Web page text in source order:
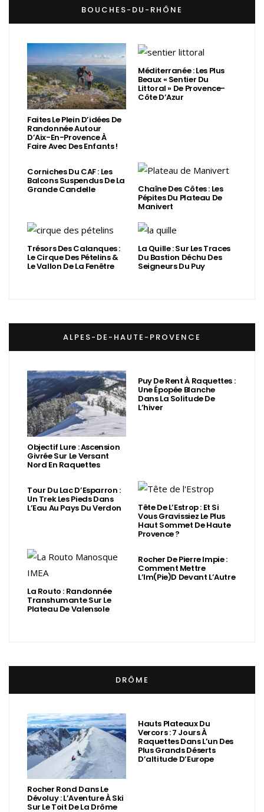
BOUCHES-DU-RHÔNE
Faites Le Plein D’idées De
Randonnée Autour
D’Aix-En-Provence À
Faire Avec Des Enfants !
Méditerranée : Les Plus
Beaux « Sentier Du
Littoral » De Provence-
Côte D’Azur
Corniches Du CAF : Les
Balcons Suspendus De La
Grande Candelle Chaîne Des Côtes : Les
Pépites Du Plateau De
Manivert
Trésors Des Calanques :
Le Cirque Des Pételins &
Le Vallon De La Fenêtre
La Quille : Sur Les Traces
Du Bastion Déchu Des
Seigneurs Du Puy
ALPES-DE-HAUTE-PROVENCE
Objectif Lure : Ascension
Givrée Sur Le Versant
Nord En Raquettes
Puy De Rent À Raquettes :
Une Épopée Blanche
Dans La Solitude De
L’hiver
Tour Du Lac D’Esparron :
Un Trek Les Pieds Dans
L’Eau Au Pays Du Verdon Tête De L’Estrop : Et Si
Vous Gravissiez Le Plus
Haut Sommet De Haute
Provence ?
La Routo : Randonnée
Transhumante Sur Le
Plateau De Valensole
Rocher De Pierre Impie :
Comment Mettre
L’Im(Pie)d Devant L’Autre
DRÔME
Rocher Rond Dans Le
Dévoluy : L’Aventure À Ski
Sur Le Toit De La Drôme
Hauts Plateaux Du
Vercors : 7 Jours À
Raquettes Dans L’un Des
Plus Grands Déserts
D’altitude D’Europe